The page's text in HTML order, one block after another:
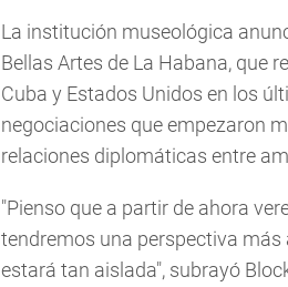
La institución museológica
Bellas Artes de La Habana, que
Cuba y Estados Unidos en los
negociaciones que empezaron
relaciones diplomáticas entre
"Pienso que a partir de ahora
tendremos una perspectiva
estará tan aislada", subrayó